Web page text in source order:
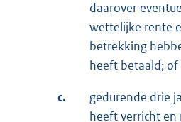
daarover
wettelijke rente
betrekking
heeft betaald; of
c.
gedurende drie
heeft verricht